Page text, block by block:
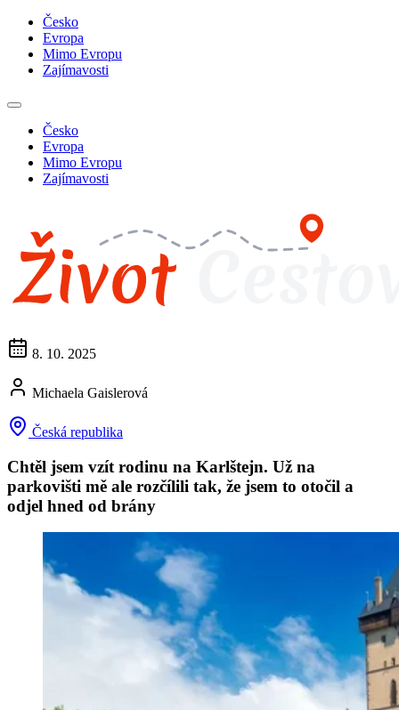
Česko
Evropa
Mimo Evropu
Zajímavosti
Česko
Evropa
Mimo Evropu
Zajímavosti
8. 10. 2025
Michaela Gaislerová
Česká republika
Chtěl jsem vzít rodinu na Karlštejn. Už na
parkovišti mě ale rozčílili tak, že jsem to otočil a
odjel hned od brány